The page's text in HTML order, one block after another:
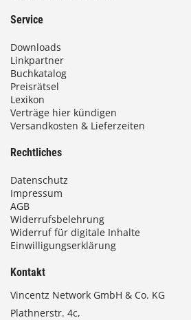
Service
Downloads
Linkpartner
Buchkatalog
Preisrätsel
Lexikon
Verträge hier kündigen
Versandkosten & Lieferzeiten
Rechtliches
Datenschutz
Impressum
AGB
Widerrufsbelehrung
Widerruf für digitale Inhalte
Einwilligungserklärung
Kontakt
Vincentz Network GmbH & Co. KG
Plathnerstr. 4c,